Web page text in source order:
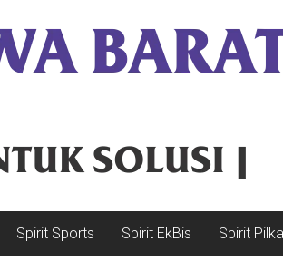
Spirit Sports Spirit EkBis Spirit